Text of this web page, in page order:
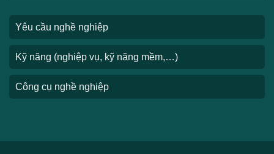
Yêu cầu nghề nghiệp
Kỹ năng (nghiệp vụ, kỹ năng mềm,…)
Công cụ nghề nghiệp